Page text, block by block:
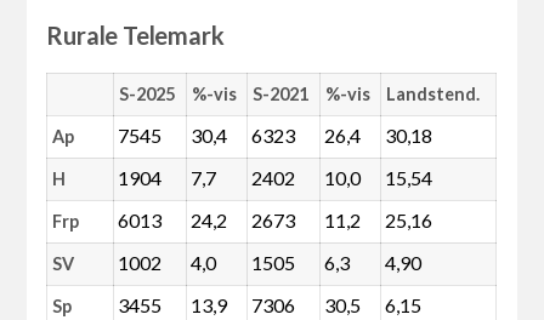
Rurale Telemark
S-2025 %-vis S-2021 %-vis Landstend.
Ap 7545 30,4 6323 26,4 30,18
H 1904 7,7 2402 10,0 15,54
Frp 6013 24,2 2673 11,2 25,16
SV 1002 4,0 1505 6,3 4,90
Sp 3455 13,9 7306 30,5 6,15